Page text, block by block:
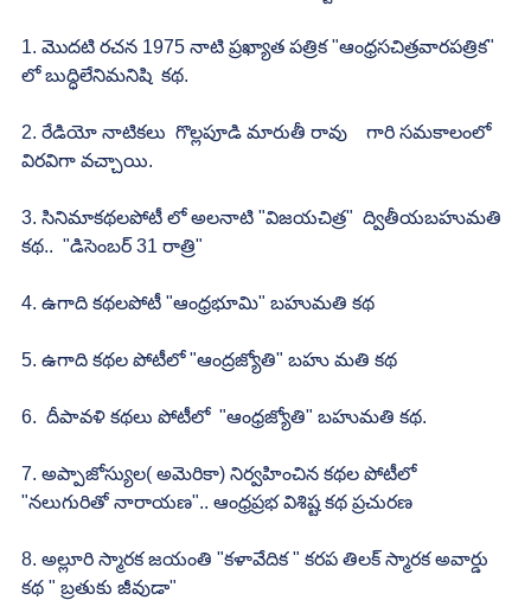
1. మొదటి రచన 1975 నాటి ప్రఖ్యాత పత్రిక "ఆంధ్రసచిత్రవారపత్రిక"
లో బుద్ధిలేనిమనిషి  కథ.
2. రేడియో నాటికలు  గొల్లపూడి మారుతీ రావు    గారి సమకాలంలో
విరవిగా వచ్చాయి.
3. సినిమాకథలపోటీ లో అలనాటి "విజయచిత్ర"  ద్వితీయబహుమతి
కథ..  "డిసెంబర్ 31 రాత్రి"
4. ఉగాది కథలపోటీ "ఆంధ్రభూమి" బహుమతి కథ
5. ఉగాది కథల పోటీలో "ఆంద్రజ్యోతి" బహు మతి కథ
6.  దీపావళి కథలు పోటీలో  "ఆంధ్రజ్యోతి" బహుమతి కథ.
7. అప్పాజోస్యుల( అమెరికా) నిర్వహించిన కథల పోటీలో
"నలుగురితో నారాయణ".. ఆంధ్రప్రభ విశిష్ట కథ ప్రచురణ
8. అల్లూరి స్మారక జయంతి "కళావేదిక " కరప తిలక్ స్మారక అవార్డు
కథ " బ్రతుకు జీవుడా"